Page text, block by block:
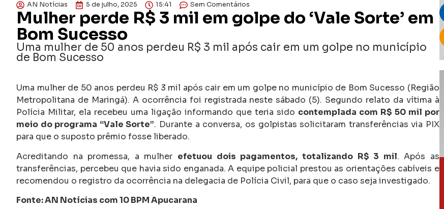
AN Notícias 5 de julho, 2025 15:41 Sem Comentários
Mulher perde R$ 3 mil em golpe do ‘Vale Sorte’ em
Bom Sucesso
Uma mulher de 50 anos perdeu R$ 3 mil após cair em um golpe no município
de Bom Sucesso
Uma mulher de 50 anos perdeu R$ 3 mil após cair em um golpe no município de Bom Sucesso (Região
Metropolitana de Maringá). A ocorrência foi registrada neste sábado (5). Segundo relato da vítima à
Polícia Militar, ela recebeu uma ligação informando que teria sido contemplada com R$ 50 mil por
meio do programa “Vale Sorte”. Durante a conversa, os golpistas solicitaram transferências via PIX
para que o suposto prêmio fosse liberado.
Acreditando na promessa, a mulher efetuou dois pagamentos, totalizando R$ 3 mil. Após as
transferências, percebeu que havia sido enganada. A equipe policial prestou as orientações cabíveis e
recomendou o registro da ocorrência na delegacia de Polícia Civil, para que o caso seja investigado.
Fonte: AN Notícias com 10 BPM Apucarana